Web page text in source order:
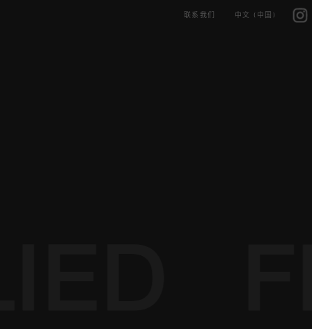
联系我们 中文 (中国) IG